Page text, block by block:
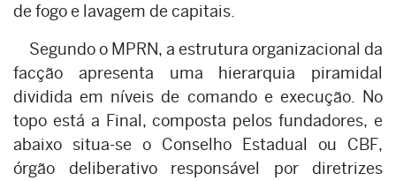
de fogo e lavagem de capitais.
Segundo o MPRN, a estrutura organizacional da
facção apresenta uma hierarquia piramidal
dividida em níveis de comando e execução. No
topo está a Final, composta pelos fundadores, e
abaixo situa-se o Conselho Estadual ou CBF,
órgão deliberativo responsável por diretrizes